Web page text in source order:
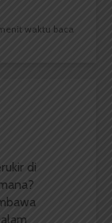
waktu baca
di